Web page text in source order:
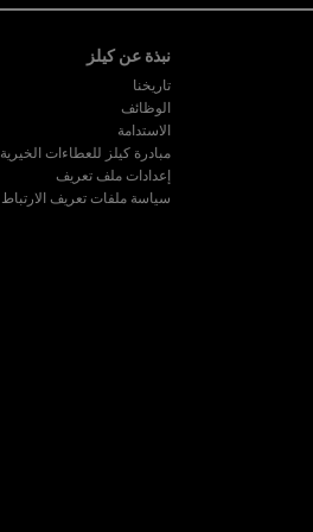
نبذة عن كيلز
تاريخنا
الوظائف
الاستدامة
مبادرة كيلز للعطاءات الخيرية
إعدادات ملف تعريف
سياسة ملفات تعريف الارتباط